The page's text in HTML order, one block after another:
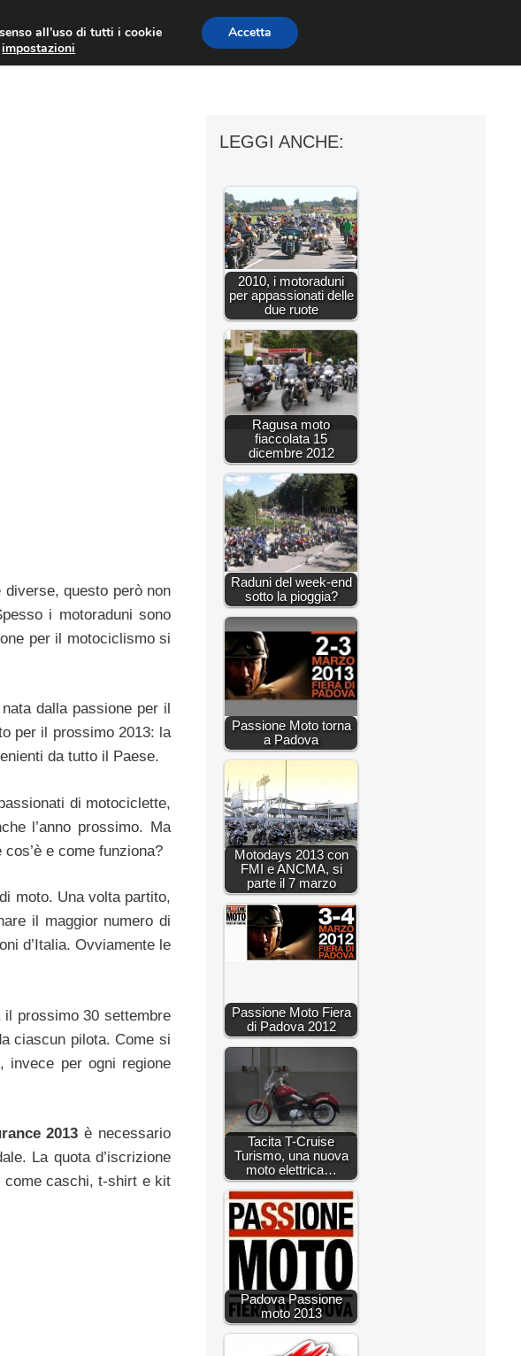
NEWS ACCESSORI MOTO MOTO GP
questo però non
i motoraduni sono
per il motociclismo si
dalla passione per il
per il prossimo 2013: la
da tutto il Paese.
di motociclette,
l’anno prossimo. Ma
e come funziona?
moto. Una volta partito,
il maggior numero di
d’Italia. Ovviamente le
prossimo 30 settembre
ciascun pilota. Come si
invece per ogni regione
2013 è necessario
La quota d’iscrizione
come caschi, t-shirt e kit
LEGGI ANCHE:
2010, i motoraduni
per appassionati delle
due ruote
Ragusa moto
fiaccolata 15
dicembre 2012
Raduni del week-end
sotto la pioggia?
Passione Moto torna
a Padova
Motodays 2013 con
FMI e ANCMA, si
parte il 7 marzo
Passione Moto Fiera
di Padova 2012
Tacita T-Cruise
Turismo, una nuova
moto elettrica…
Padova Passione
moto 2013
all’uso di tutti i cookie
impostazioni
Accetta